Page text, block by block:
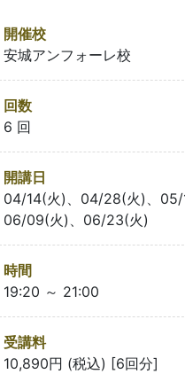
開催校
安城アンフォーレ校
回数
6 回
開講日
04/14(火)、04/28(火)、05/
06/09(火)、06/23(火)
時間
19:20 ～ 21:00
受講料
10,890円 (税込) [6回分]